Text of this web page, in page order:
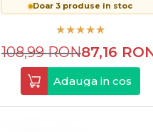
Doar 3 produse în stoc
87,16
108,99RON
Adauga in cos